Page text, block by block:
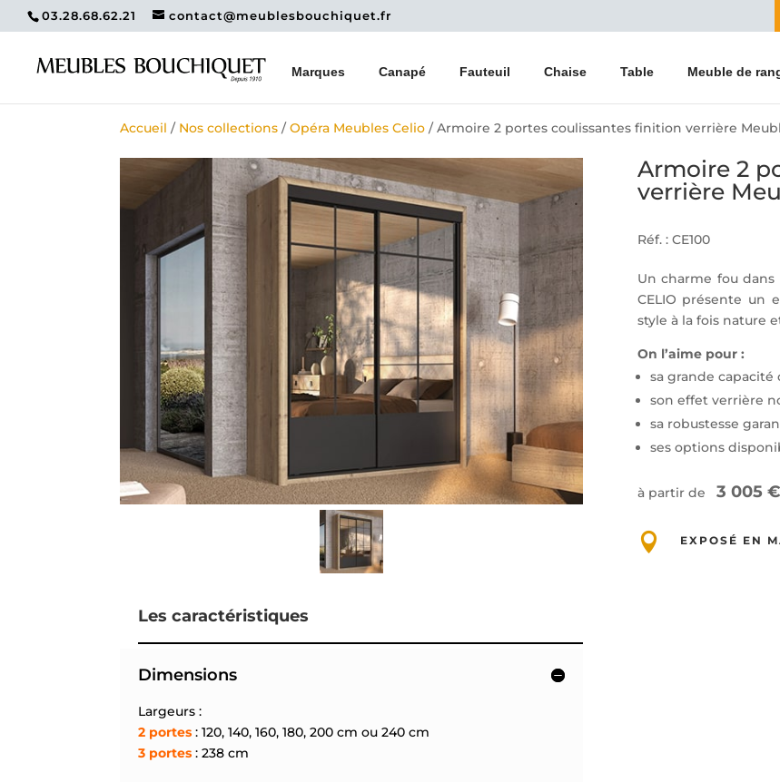
03.28.68.62.21 contact@meublesbouchiquet.fr
Marques Canapé Fauteuil Chaise Table Meuble de
Accueil / Nos collections /Opéra Meubles Celio / Armoire 2 portes coulissantes finition verrière
Armoire 2
verrière
Réf. : CE100
Un charme fou
CELIO présente un
style à la fois nature
On l’aime pour :
sa grande
son effet verrière
sa robustesse
ses options
à partir de 3 005 €
 EXPOSÉ EN
Les caractéristiques
Dimensions
Largeurs :
2 portes : 120, 140, 160, 180, 200 cm ou 240 cm
3 portes : 238 cm